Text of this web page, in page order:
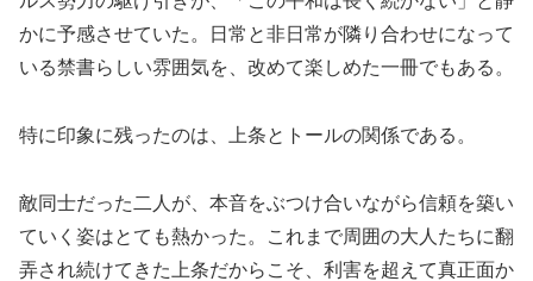
かに予感させていた。日常と非日常が隣り合わせになって
いる禁書らしい雰囲気を、改めて楽しめた一冊でもある。
特に印象に残ったのは、上条とトールの関係である。
敵同士だった二人が、本音をぶつけ合いながら信頼を築い
ていく姿はとても熱かった。これまで周囲の大人たちに翻
弄され続けてきた上条だからこそ、利害を超えて真正面か